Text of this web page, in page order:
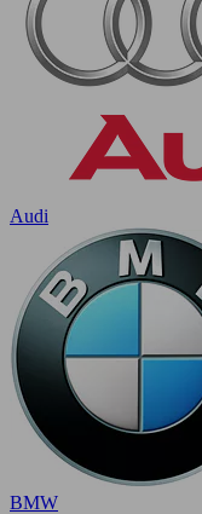
Audi
BMW